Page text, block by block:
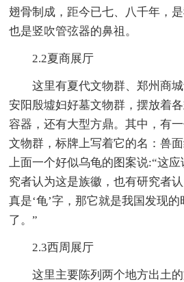
翅骨制成，距今已七、八千年，
也是竖吹管弦器的鼻祖。
2.2夏商展厅
这里有夏代文物群、郑州商城
安阳殷墟妇好墓文物群，摆放着
容器，还有大型方鼎。其中，有
文物群，标牌上写着它的名：兽
上面一个好似乌龟的图案说:“这
究者认为这是族徽，也有研究者
真是‘龟’字，那它就是我国发现
了。”
2.3西周展厅
这里主要陈列两个地方出土的